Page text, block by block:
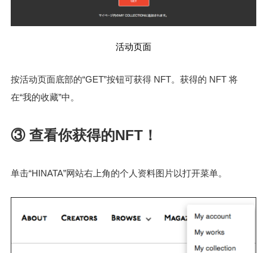
活动页面
按活动页面底部的“GET”按钮可获得 NFT。获得的 NFT 将
在“我的收藏”中。
③ 查看你获得的NFT！
单击“HINATA”网站右上角的个人资料图片以打开菜单。